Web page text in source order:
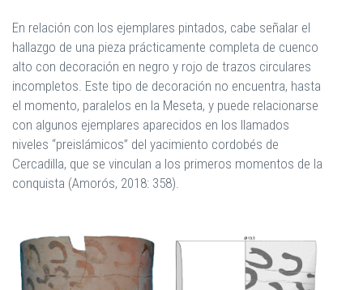
En relación con los ejemplares pintados, cabe señalar el
hallazgo de una pieza prácticamente completa de cuenco
alto con decoración en negro y rojo de trazos circulares
incompletos. Este tipo de decoración no encuentra, hasta
el momento, paralelos en la Meseta, y puede relacionarse
con algunos ejemplares aparecidos en los llamados
niveles “preislámicos” del yacimiento cordobés de
Cercadilla, que se vinculan a los primeros momentos de la
conquista (Amorós, 2018: 358).